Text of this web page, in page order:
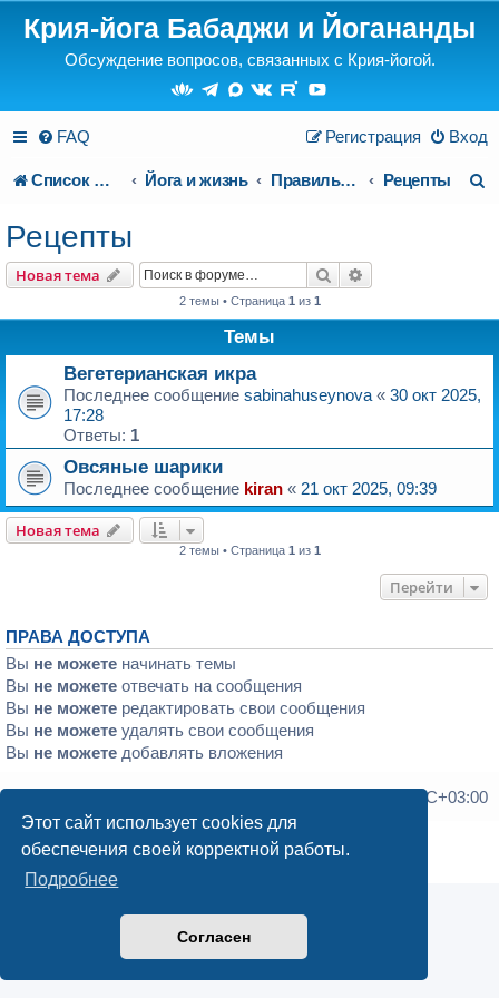
Этот сайт использует cookies для
обеспечения своей корректной работы.
Подробнее
Согласен
Крия-йога Бабаджи и Йогананды
Обсуждение вопросов, связанных с Крия-йогой.
FAQ Вход
Регистрация
Список форумов Йога и жизнь Правильное питание Рецепты
к
Рецепты
Новая тема Поиск
2 темы • Страница 1 из 1
Темы
Вегетерианская икра
Последнее сообщение sabinahuseynova « 30 окт 2025,
17:28
Ответы: 1
Овсяные шарики
Последнее сообщение kiran « 21 окт 2025, 09:39
Новая тема
2 темы • Страница 1 из 1
Перейти
ПРАВА ДОСТУПА
Вы не можете начинать темы
Вы не можете отвечать на сообщения
Вы не можете редактировать свои сообщения
Вы не можете удалять свои сообщения
Вы не можете добавлять вложения
UTC+03:00
Создано на основе
® Forum Software © phpBB Limited
Конфиденциальность
|